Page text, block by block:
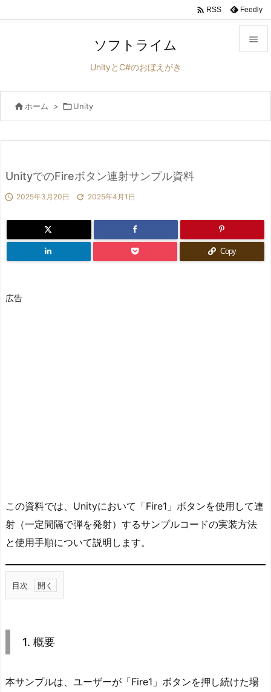


前へ
 RSS Feedly
ソフトライム
UnityとC#のおぼえがき
 ホーム > Unity
UnityでのFireボタン連射サンプル資料
 2025年3月20日  2025年4月1日
Copy
広告
この資料では、Unityにおいて「Fire1」ボタンを使用して連
射（一定間隔で弾を発射）するサンプルコードの実装方法
と使用手順について説明します。
目次
1.
要
2.
1. 概要
本サンプルは、ユーザーが「Fire1」ボタンを押し続けた場